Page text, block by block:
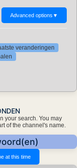
Advanced options ▼
veranderingen
your search. You may
of the channel's name.